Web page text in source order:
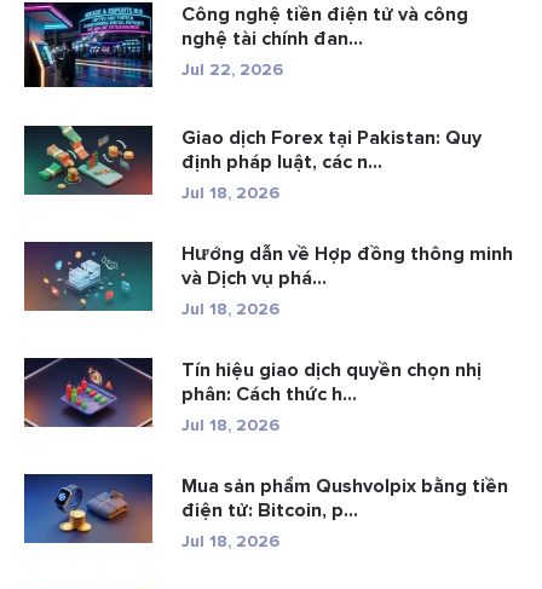
Công nghệ tiền điện tử và công
nghệ tài chính đan...
Jul 22, 2026
Giao dịch Forex tại Pakistan: Quy
định pháp luật, các n...
Jul 18, 2026
Hướng dẫn về Hợp đồng thông minh
và Dịch vụ phá...
Jul 18, 2026
Tín hiệu giao dịch quyền chọn nhị
phân: Cách thức h...
Jul 18, 2026
Mua sản phẩm Qushvolpix bằng tiền
điện tử: Bitcoin, p...
Jul 18, 2026